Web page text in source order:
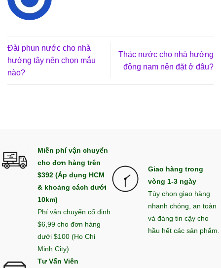
Đài phun nước cho nhà
hướng tây nên chọn mẫu
nào?
Thác nước cho nhà hướng
đông nam nên đặt ở đâu?
Miễn phí vận chuyển
cho đơn hàng trên
$392 (Áp dụng HCM
& khoảng cách dưới
10km)
Phí vận chuyển cố định
$6,99 cho đơn hàng
dưới $100 (Ho Chi
Minh City)
Giao hàng trong
vòng 1-3 ngày
Tùy chọn giao hàng
nhanh chóng, an toàn
và đáng tin cậy cho
hầu hết các sản phẩm.
Tư Vấn Viên